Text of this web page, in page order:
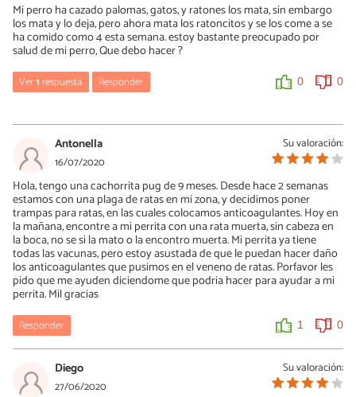
0
Diego Fernandez
06/04/2021
sus vacunas pero aun así me preocupa
0 0
Mi perro ha cazado palomas, gatos, y ratones los mata, sin embargo
los mata y lo deja, pero ahora mata los ratoncitos y se los come a se
ha comido como 4 esta semana. estoy bastante preocupado por
salud de mi perro, Que debo hacer ?
Ver1respuesta Responder 0 0
26/03/2022
Tu perro cuando mataba a los ratones y hay los dejaba muertos
,se contagio de alguna enfermedad ? "DUDA"
Es que el mi mato un ratoncito y hay lo dejo muerto en el piso y
estoy preocupado de que se contagie de alguna enfermedad
0
Su valoración:
Antonella
16/07/2020
Hola, tengo una cachorrita pug de 9 meses. Desde hace 2 semanas
estamos con una plaga de ratas en mi zona, y decidimos poner
trampas para ratas, en las cuales colocamos anticoagulantes. Hoy en
la mañana, encontre a mi perrita con una rata muerta, sin cabeza en
la boca, no se si la mato o la encontro muerta. Mi perrita ya tiene
todas las vacunas, pero estoy asustada de que le puedan hacer daño
los anticoagulantes que pusimos en el veneno de ratas. Porfavor les
pido que me ayuden diciendome que podria hacer para ayudar a mi
perrita. Mil gracias
Responder 1 0
Su valoración:
Diego
27/06/2020